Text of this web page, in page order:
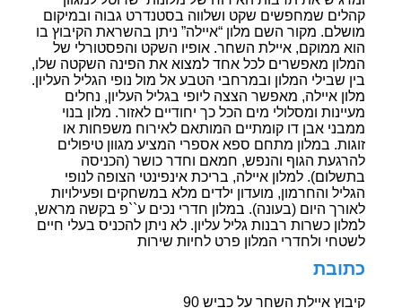
קהלים שמחפשים שקט ושלווה בסטנדרט גבוה ובמיקום
מושלם. מקור השם מלון “איילה” ניתן בהשראת הקיבוץ בו
הוא ממוקם, איילת השחר. אופיו השקט והפסטורלי של
המלון מאפשרים לכל אחד למצוא את הפינה השקטה שלו,
בין שבילי המלון ובמרחבי הטבע אל מול נופי הגליל העליון.
מלון איילה, מאפשר הצצה ליופי בגליל העליון, נחלים
מעיינות ומסלולי מים הכל כך יחודיים לאזור. מלון בנוי
ממבני אבן דו קומתיים המותאם לאירוח משפחות או
זוגות. במלון מתחם ספא אספרי המציע מגוון טיפולים
להרגעת הגוף והנפש, חמאם וחדר כושר (הכניסה
בתשלום). למלון איילה, בריכת אינפינטי הצופה לנופי
הגליל והחרמון, מועדון ילדים מלא במשחקים ופעילויות
לאורך היום (בעונה). במלון חדרי נכים ע``פ בקשה מראש,
למלון כשרות רבנות גליל עליון. לא ניתן להכניס בעלי חיים
לשטחי ולחדרי המלון פרט לחיות שירות
כתובת
קיבוץ איילת השחר על כביש 90